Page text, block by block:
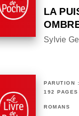
LA
Sylvie
PARUTION
192 PAGES
ROMANS